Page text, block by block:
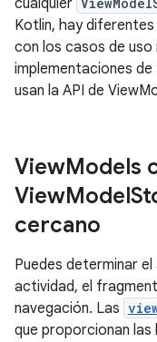
cualquier
Kotlin, hay
con los casos de uso
implementaciones
usan la API de
ViewModels
ViewModel
cercano
Puedes determinar el
actividad, el
navegación. Las
que proporcionan